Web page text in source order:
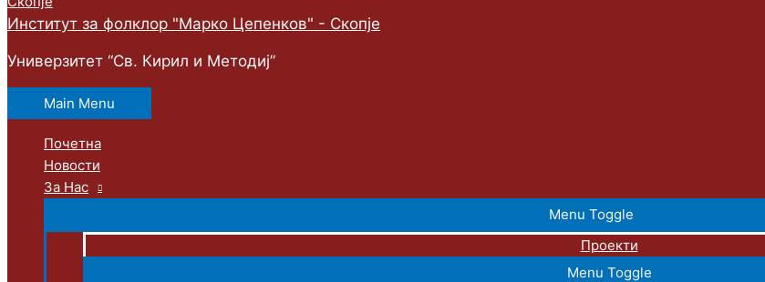
Институт за фолклор "Марко Цепенков" - Скопје
Универзитет “Св. Кирил и Методиј”
Main Menu
Почетна
Новости
За Нас
Menu Toggle
Проекти
Menu Toggle